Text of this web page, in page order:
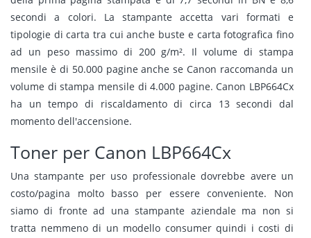
secondi a colori. La stampante accetta vari formati e
tipologie di carta tra cui anche buste e carta fotografica fino
ad un peso massimo di 200 g/m². Il volume di stampa
mensile è di 50.000 pagine anche se Canon raccomanda un
volume di stampa mensile di 4.000 pagine. Canon LBP664Cx
ha un tempo di riscaldamento di circa 13 secondi dal
momento dell'accensione.
Toner per Canon LBP664Cx
Una stampante per uso professionale dovrebbe avere un
costo/pagina molto basso per essere conveniente. Non
siamo di fronte ad una stampante aziendale ma non si
tratta nemmeno di un modello consumer quindi i costi di